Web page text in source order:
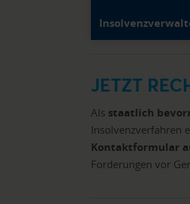
JETZT
Als staatlich
Insolvenzverfahren
Kontaktformular
Forderungen vor